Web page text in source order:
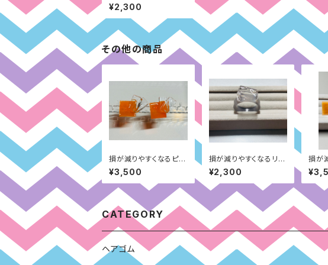
グ：集団性面（ブラウン）
¥2,300
その他の商品
損が減りやすくなるピア
ス：過去の経験面（オレ
ンジ）
¥3,500
損が減りやすくなるリン
グ：異性への一途さ（グ
レー）
¥2,300
損が
ス：
クス（
CATEGORY
ヘアゴム